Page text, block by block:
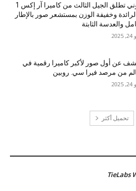
سوني تطلق الجيل الثالث من كاميرا آر إكس 1
وخفيفة الوزن بمستشعر صور بالإطار
والعدسة الثابتة
عن أول صور لأكبر كاميرا رقمية في
من مرصد فيرا سي. روبين
تحميل أكثر
TieLabs